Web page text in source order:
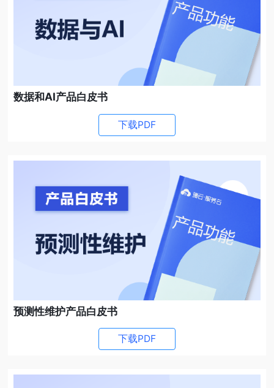
数据和AI产品白皮书
下载PDF
预测性维护产品白皮书
下载PDF